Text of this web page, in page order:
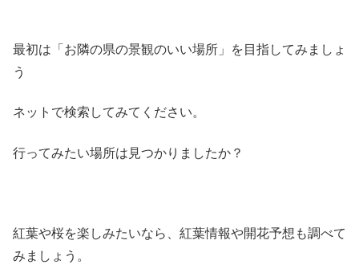
最初は「お隣の県の景観のいい場所」を目指してみましょ
う
ネットで検索してみてください。
行ってみたい場所は見つかりましたか？
紅葉や桜を楽しみたいなら、紅葉情報や開花予想も調べて
みましょう。